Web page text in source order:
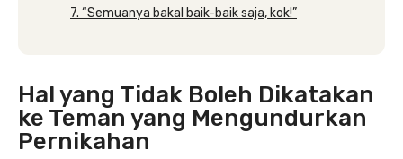
7. “Semuanya bakal baik-baik saja, kok!”
Hal yang Tidak Boleh Dikatakan
ke Teman yang Mengundurkan
Pernikahan